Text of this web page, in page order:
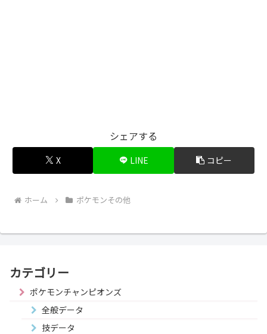
シェアする
X LINE コピー
ホーム ポケモンその他
カテゴリー
ポケモンチャンピオンズ
全般データ
技データ